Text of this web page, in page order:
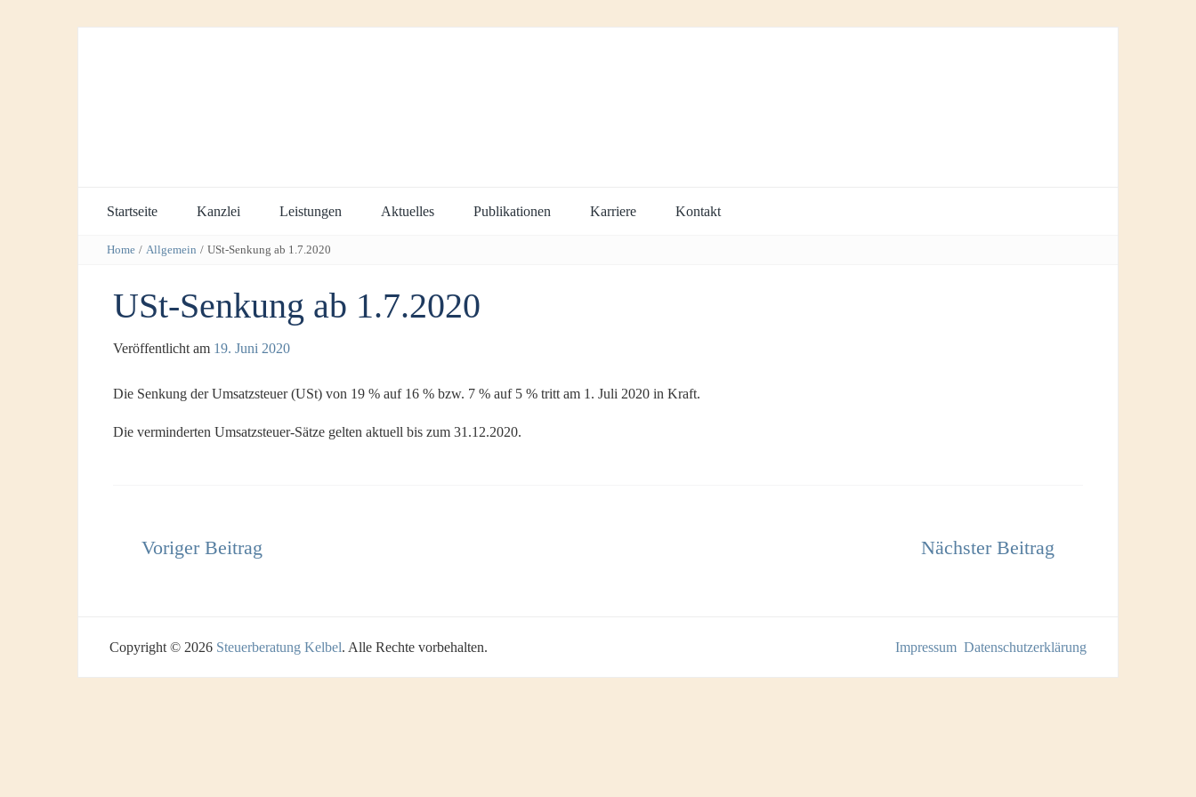
Startseite Kanzlei Leistungen Aktuelles Publikationen Karriere Kontakt
Home / Allgemein / USt-Senkung ab 1.7.2020
USt-Senkung ab 1.7.2020
Veröffentlicht am 19. Juni 2020
Die Senkung der Umsatzsteuer (USt) von 19 % auf 16 % bzw. 7 % auf 5 % tritt am 1. Juli 2020 in Kraft.
Die verminderten Umsatzsteuer-Sätze gelten aktuell bis zum 31.12.2020.
Copyright © 2026 Steuerberatung Kelbel. Alle Rechte vorbehalten. Impressum Datenschutzerklärung